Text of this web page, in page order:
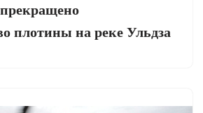
плотины на реке Ульдза